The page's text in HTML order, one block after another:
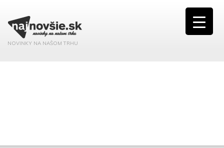
NOVINKY NA NAŠOM TRHU